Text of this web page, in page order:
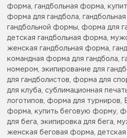
форма, гандбольная форма,
форма для гандбола,
гандбольной формы, форма для
детская гандбольная форма,
женская гандбольная форма,
командная форма для гандбола,
номером, экипирование для
для гандболистов, форма для
для клуба, сублимационная
логотипов, форма для турниров,
форма, купить беговую форму,
для бега, экипировка для бега,
женская беговая форма,